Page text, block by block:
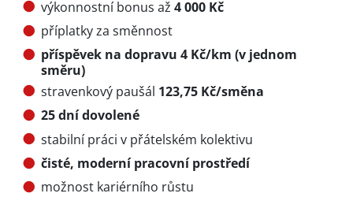
výkonnostní bonus až 4 000 Kč
příplatky za směnnost
příspěvek na dopravu 4 Kč/km (v jednom
směru)
stravenkový paušál 123,75 Kč/směna
25 dní dovolené
stabilní práci v přátelském kolektivu
čisté, moderní pracovní prostředí
možnost kariérního růstu